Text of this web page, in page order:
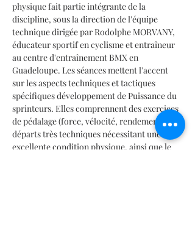
physique fait partie intégrante de la
discipline, sous la direction de l'équipe
technique dirigée par Rodolphe MORVANY,
éducateur sportif en cyclisme et entraîneur
au centre d'entraînement BMX en
Guadeloupe. Les séances mettent l'accent
sur les aspects techniques et tactiques
spécifiques développement de Puissance du
sprinteurs. Elles comprennent des exercices
de pédalage (force, vélocité, rendement), des
départs très techniques nécessitant une
excellente condition physique, ainsi que le